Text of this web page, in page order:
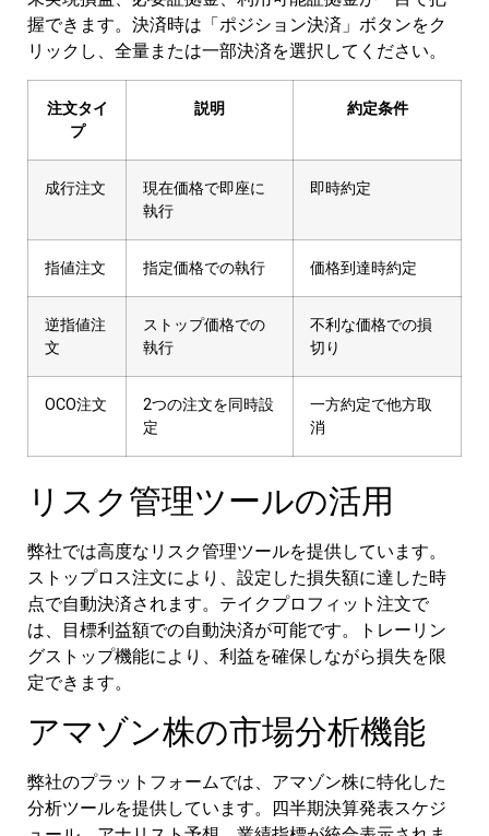
握できます。決済時は「ポジション決済」ボタンをク
リックし、全量または一部決済を選択してください。
注文タイ
プ
説明 約定条件
成行注文
現在価格で即座に
執行
即時約定
指値注文 指定価格での執行 価格到達時約定
逆指値注
文
ストップ価格での
執行
不利な価格での損
切り
OCO注文
2つの注文を同時設
定
一方約定で他方取
消
リスク管理ツールの活用
弊社では高度なリスク管理ツールを提供しています。
ストップロス注文により、設定した損失額に達した時
点で自動決済されます。テイクプロフィット注文で
は、目標利益額での自動決済が可能です。トレーリン
グストップ機能により、利益を確保しながら損失を限
定できます。
アマゾン株の市場分析機能
弊社のプラットフォームでは、アマゾン株に特化した
分析ツールを提供しています。四半期決算発表スケジ